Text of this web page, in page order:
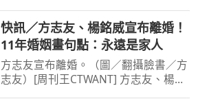
子成婚，結婚11年育有一子一女，今年
3月才爆出婚變，方志友5月公開露面時
還強調從未協議離婚，未料
快訊／方志友、楊銘威宣布離婚！
11年婚姻畫句點：永遠是家人
方志友宣布離婚。（圖／翻攝臉書／方
志友）[周刊王CTWANT] 方志友、楊銘